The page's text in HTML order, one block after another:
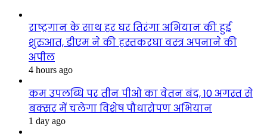
राष्ट्रगान के साथ हर घर तिरंगा अभियान की हुई
शुरुआत, डीएम ने की हस्तकरघा वस्त्र अपनाने की
अपील
4 hours ago
कम उपलब्धि पर तीन पीओ का वेतन बंद, 10 अगस्त से
बक्सर में चलेगा विशेष पौधारोपण अभियान
1 day ago